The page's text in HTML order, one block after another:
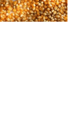
цельный;